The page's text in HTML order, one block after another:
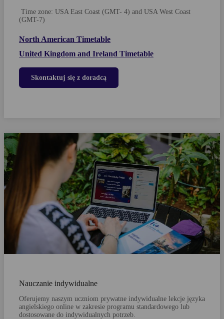
Time zone: USA East Coast (GMT- 4) and USA West Coast
(GMT-7)
North American Timetable
United Kingdom and Ireland Timetable
Skontaktuj się z doradcą
Nauczanie indywidualne
Oferujemy naszym uczniom prywatne indywidualne lekcje języka
angielskiego online w zakresie programu standardowego lub
dostosowane do indywidualnych potrzeb.